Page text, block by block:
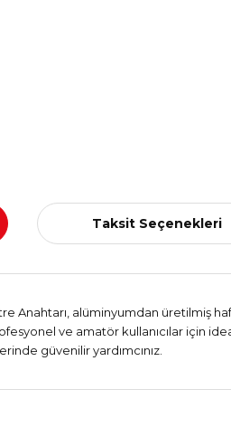
Taksit Seçenekleri
Anahtarı, alüminyumdan üretilmiş
ve amatör kullanıcılar için
güvenilir yardımcınız.